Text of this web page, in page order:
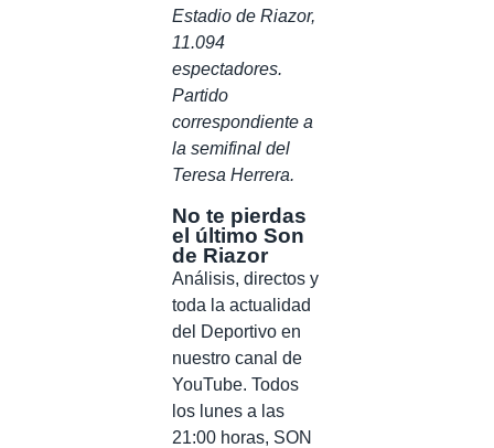
Estadio de Riazor,
11.094
espectadores.
Partido
correspondiente a
la semifinal del
Teresa Herrera.
No te pierdas
el último Son
de Riazor
Análisis, directos y
toda la actualidad
del Deportivo en
nuestro canal de
YouTube. Todos
los lunes a las
21:00 horas, SON